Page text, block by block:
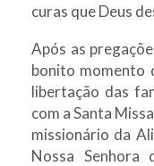
curas que Deus
Após as
bonito momento
libertação das
com a Santa
missionário da
Nossa